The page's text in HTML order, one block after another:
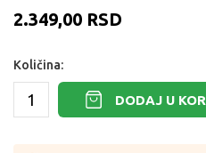
2.349,00 RSD
Količina:
DODAJ U